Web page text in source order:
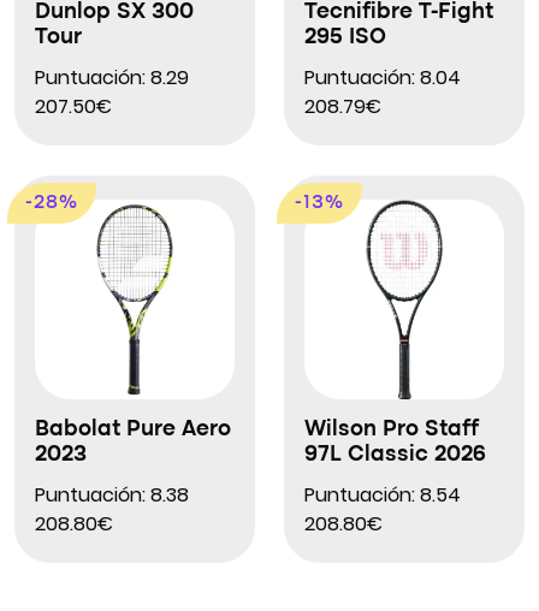
Dunlop SX 300
Tour
Puntuación: 8.29
207.50€
Tecnifibre T-Fight
295 ISO
Puntuación: 8.04
208.79€
-28%
Babolat Pure Aero
2023
Puntuación: 8.38
208.80€
-13%
Wilson Pro Staff
97L Classic 2026
Puntuación: 8.54
208.80€